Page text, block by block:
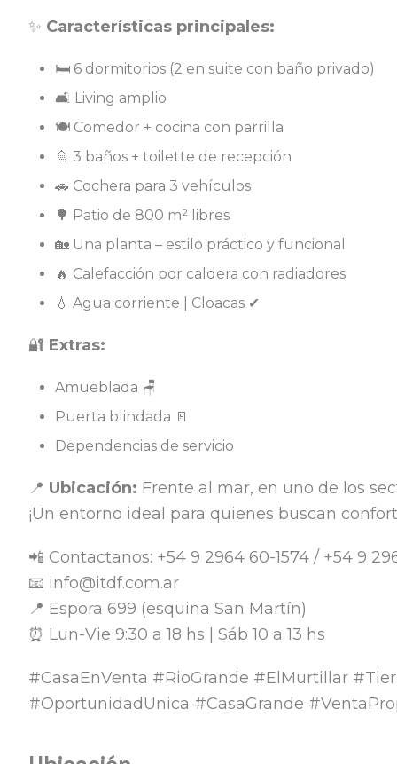
✨ Características principales:
🛏 6 dormitorios (2 en suite con baño privado)
🛋 Living amplio
🍽 Comedor + cocina con parrilla
🚿 3 baños + toilette de recepción
🚗 Cochera para 3 vehículos
🌳 Patio de 800 m² libres
🏡 Una planta – estilo práctico y funcional
🔥 Calefacción por caldera con radiadores
💧 Agua corriente | Cloacas ✔
🔐 Extras:
Amueblada 🪑
Puerta blindada 🚪
Dependencias de servicio
📍 Ubicación: Frente al mar, en uno de los
¡Un entorno ideal para quienes buscan
📲 Contactanos: +54 9 2964 60-1574 / +54 9
📧 info@itdf.com.ar
📍 Espora 699 (esquina San Martín)
⏰ Lun-Vie 9:30 a 18 hs | Sáb 10 a 13 hs
#CasaEnVenta #RioGrande #ElMurtillar
#OportunidadUnica #CasaGrande